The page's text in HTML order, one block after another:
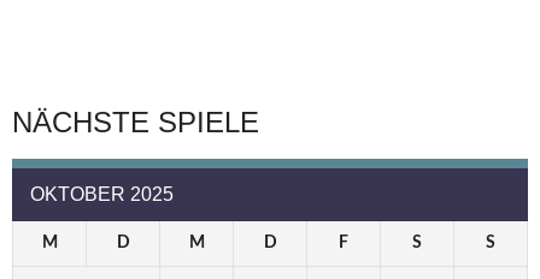
NÄCHSTE SPIELE
OKTOBER 2025
M D M D F S S